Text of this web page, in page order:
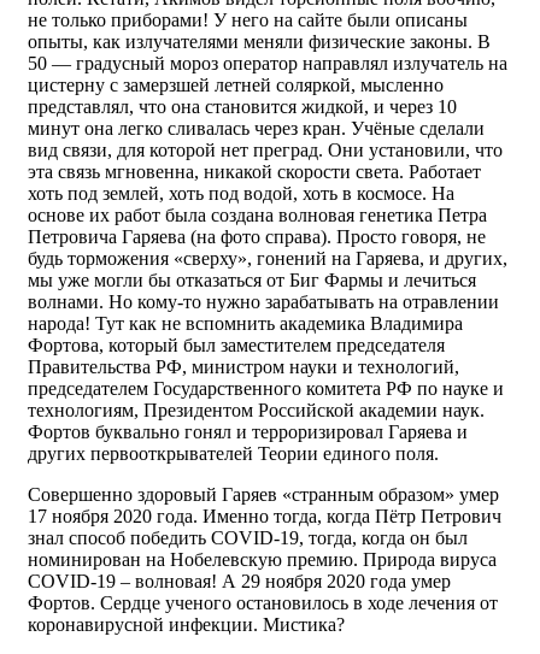
не только приборами! У него на сайте были описаны
опыты, как излучателями меняли физические законы. В
50 — градусный мороз оператор направлял излучатель на
цистерну с замерзшей летней соляркой, мысленно
представлял, что она становится жидкой, и через 10
минут она легко сливалась через кран. Учёные сделали
вид связи, для которой нет преград. Они установили, что
эта связь мгновенна, никакой скорости света. Работает
хоть под землей, хоть под водой, хоть в космосе. На
основе их работ была создана волновая генетика Петра
Петровича Гаряева (на фото справа). Просто говоря, не
будь торможения «сверху», гонений на Гаряева, и других,
мы уже могли бы отказаться от Биг Фармы и лечиться
волнами. Но кому-то нужно зарабатывать на отравлении
народа! Тут как не вспомнить академика Владимира
Фортова, который был заместителем председателя
Правительства РФ, министром науки и технологий,
председателем Государственного комитета РФ по науке и
технологиям, Президентом Российской академии наук.
Фортов буквально гонял и терроризировал Гаряева и
других первооткрывателей Теории единого поля.
Совершенно здоровый Гаряев «странным образом» умер
17 ноября 2020 года. Именно тогда, когда Пётр Петрович
знал способ победить COVID-19, тогда, когда он был
номинирован на Нобелевскую премию. Природа вируса
COVID-19 – волновая! А 29 ноября 2020 года умер
Фортов. Сердце ученого остановилось в ходе лечения от
коронавирусной инфекции. Мистика?